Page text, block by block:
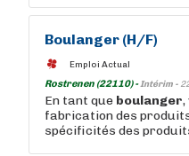
Boulanger (H/F)
Emploi Actual
Rostrenen (22110) -Intérim -
En tant que boulanger,
fabrication des
spécificités des